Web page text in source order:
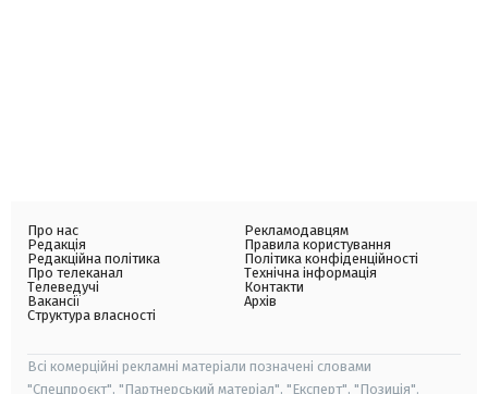
Про нас
Редакція
Редакційна політика
Про телеканал
Телеведучі
Вакансії
Структура власності
Рекламодавцям
Правила користування
Політика конфіденційності
Технічна інформація
Контакти
Архів
Всі комерційні рекламні матеріали позначені словами
"Спецпроєкт", "Партнерський матеріал", "Експерт", "Позиція".